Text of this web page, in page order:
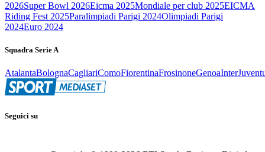
2026Super Bowl 2026Eicma 2025Mondiale per club 2025EICMA
Riding Fest 2025Paralimpiadi Parigi 2024Olimpiadi Parigi
2024Euro 2024
Squadra Serie A
AtalantaBolognaCagliariComoFiorentinaFrosinoneGenoaInter
Seguici su